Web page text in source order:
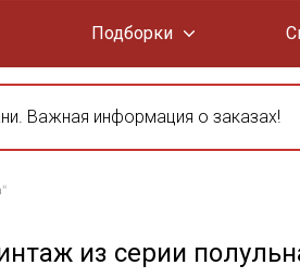
Подборки
Важная информация о заказах!
из серии